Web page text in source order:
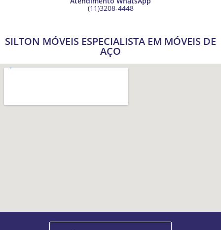
(11)3208-4448
SILTON MÓVEIS ESPECIALISTA EM MÓVEIS DE
AÇO